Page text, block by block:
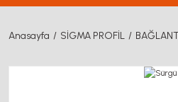
Anasayfa SİGMA PROFİL